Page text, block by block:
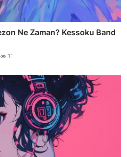
Ne Zaman? Kessoku Band
31